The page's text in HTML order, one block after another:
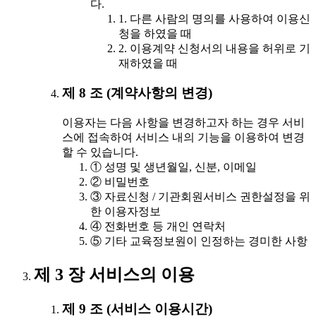
다.
1. 다른 사람의 명의를 사용하여 이용신
청을 하였을 때
2. 이용계약 신청서의 내용을 허위로 기
재하였을 때
제 8 조 (계약사항의 변경)
이용자는 다음 사항을 변경하고자 하는 경우 서비
스에 접속하여 서비스 내의 기능을 이용하여 변경
할 수 있습니다.
① 성명 및 생년월일, 신분, 이메일
② 비밀번호
③ 자료신청 / 기관회원서비스 권한설정을 위
한 이용자정보
④ 전화번호 등 개인 연락처
⑤ 기타 교육정보원이 인정하는 경미한 사항
제 3 장 서비스의 이용
제 9 조 (서비스 이용시간)